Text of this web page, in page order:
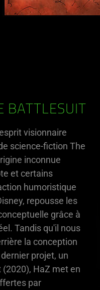
BATTLESUIT
visionnaire
science-fiction The
inconnue
et certains
humoristique
repousse les
grâce à
Tandis qu'il nous
la conception
projet, un
HaZ met en
par